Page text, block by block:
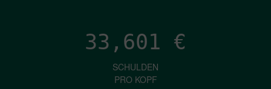
33,601 €
SCHULDEN
PRO KOPF